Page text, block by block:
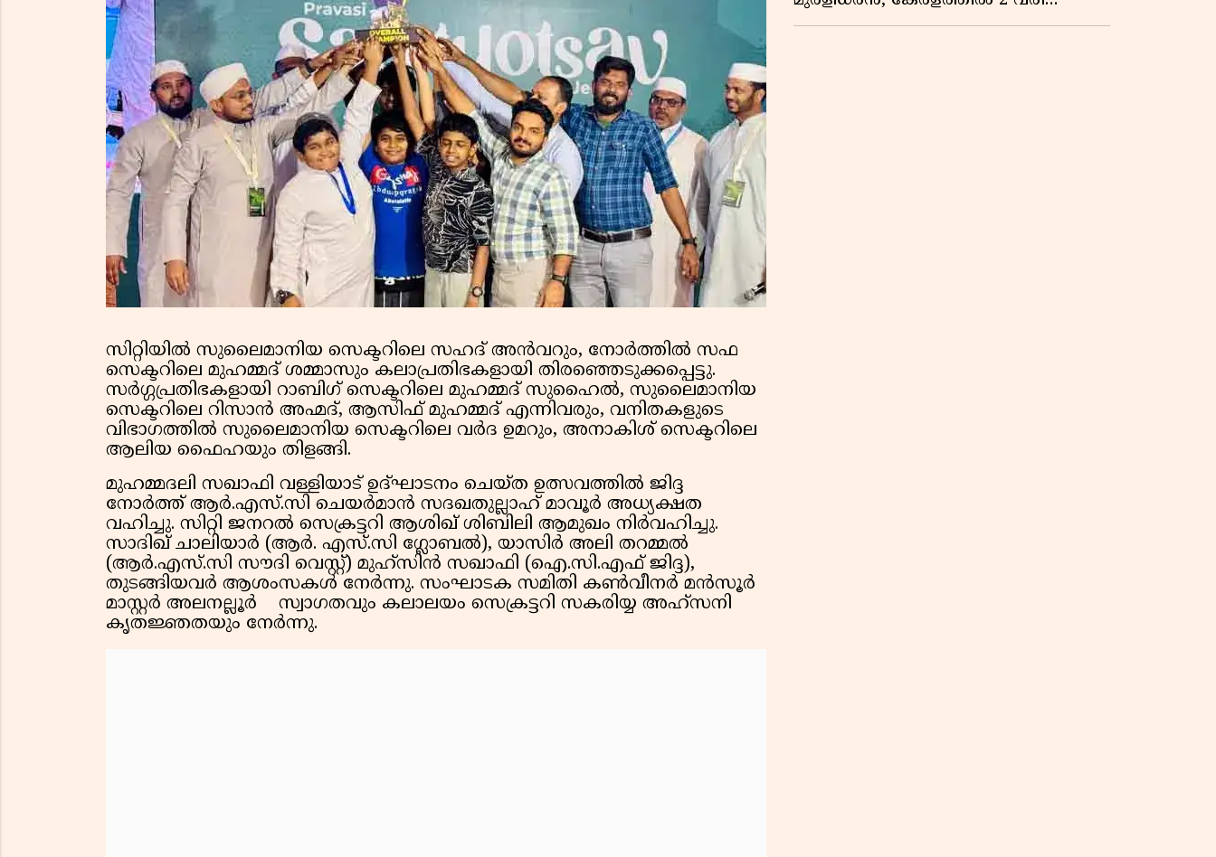
സിറ്റിയിൽ സുലൈമാനിയ സെക്ടറിലെ സഹദ് അൻവറും, നോർത്തിൽ സഫ
സെക്ടറിലെ മുഹമ്മദ് ശമ്മാസും കലാപ്രതിഭകളായി തിരഞ്ഞെടുക്കപ്പെട്ടു.
സർഗ്ഗപ്രതിഭകളായി റാബിഗ് സെക്ടറിലെ മുഹമ്മദ് സുഹൈൽ, സുലൈമാനിയ
സെക്ടറിലെ റിസാൻ അഹ്മദ്, ആസിഫ് മുഹമ്മദ് എന്നിവരും, വനിതകളുടെ
വിഭാഗത്തിൽ സുലൈമാനിയ സെക്ടറിലെ വർദ ഉമറും, അനാകിശ് സെക്ടറിലെ
ആലിയ ഫൈഹയും തിളങ്ങി.
മുഹമ്മദലി സഖാഫി വള്ളിയാട് ഉദ്ഘാടനം ചെയ്ത ഉത്സവത്തിൽ ജിദ്ദ
നോർത്ത് ആർ.എസ്.സി ചെയർമാൻ സദഖതുല്ലാഹ് മാവൂർ അധ്യക്ഷത
വഹിച്ചു. സിറ്റി ജനറല്‍ സെക്രട്ടറി ആശിഖ് ശിബിലി ആമുഖം നിർവഹിച്ചു.
സാദിഖ് ചാലിയാര്‍ (ആർ. എസ്.സി ഗ്ലോബൽ), യാസിര്‍ അലി തറമ്മല്‍
(ആർ.എസ്.സി സൗദി വെസ്റ്റ്) മുഹ്സിൻ സഖാഫി (ഐ.സി.എഫ് ജിദ്ദ),
തുടങ്ങിയവര്‍ ആശംസകള്‍ നേര്‍ന്നു. സംഘാടക സമിതി കൺവീനർ മന്‍സൂര്‍
മാസ്റ്റര്‍ അലനല്ലൂര്‍ സ്വാഗതവും കലാലയം സെക്രട്ടറി സകരിയ്യ അഹ്സനി
കൃതജ്ഞതയും നേര്‍ന്നു.
മാത്രമേ ഉണ്ടാകൂ എന്ന് പ്രതികരണം